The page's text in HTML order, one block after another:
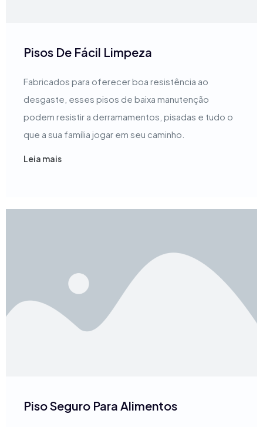
Pisos De Fácil Limpeza
Fabricados para oferecer boa resistência ao
desgaste, esses pisos de baixa manutenção
podem resistir a derramamentos, pisadas e tudo o
que a sua família jogar em seu caminho.
Leia mais
Piso Seguro Para Alimentos